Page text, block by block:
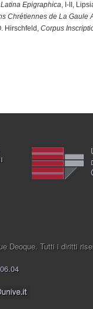
Epigraphica, I-II,
Chrétiennes de La Gaule
Hirschfeld, Corpus
Deoque. Tutti i diritti